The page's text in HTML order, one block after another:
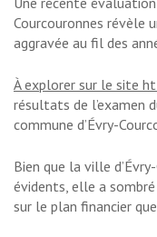
Courcouronnes révèle
aggravée au fil des
À explorer sur le site
résultats de l’examen
commune d’Évry-
Bien que la ville
évidents, elle a
sur le plan financier